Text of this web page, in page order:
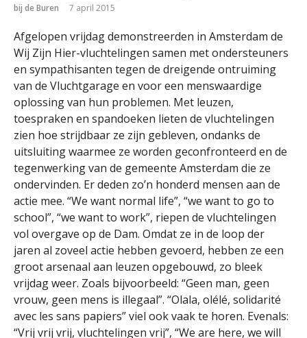
bij de Buren 7 april 2015
Afgelopen vrijdag demonstreerden in Amsterdam de
Wij Zijn Hier-vluchtelingen samen met ondersteuners
en sympathisanten tegen de dreigende ontruiming
van de Vluchtgarage en voor een menswaardige
oplossing van hun problemen. Met leuzen,
toespraken en spandoeken lieten de vluchtelingen
zien hoe strijdbaar ze zijn gebleven, ondanks de
uitsluiting waarmee ze worden geconfronteerd en de
tegenwerking van de gemeente Amsterdam die ze
ondervinden. Er deden zo’n honderd mensen aan de
actie mee. “We want normal life”, “we want to go to
school”, “we want to work”, riepen de vluchtelingen
vol overgave op de Dam. Omdat ze in de loop der
jaren al zoveel actie hebben gevoerd, hebben ze een
groot arsenaal aan leuzen opgebouwd, zo bleek
vrijdag weer. Zoals bijvoorbeeld: “Geen man, geen
vrouw, geen mens is illegaal”. “Olala, olélé, solidarité
avec les sans papiers” viel ook vaak te horen. Evenals:
“Vrij vrij vrij, vluchtelingen vrij”, “We are here, we will